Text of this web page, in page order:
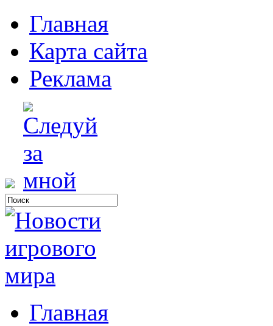
Главная
Карта сайта
Реклама
Главная